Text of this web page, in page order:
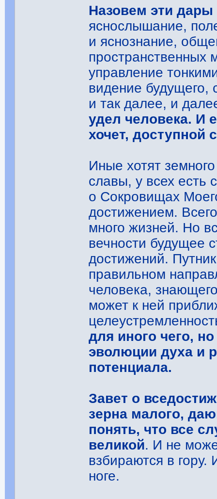
Назовем эти
яснослышание,
и яснознание,
управление
видение будущего,
и так далее, и
удел человека. И
хочет, доступной
Иные хотят
славы, у всех есть
о Сокровищах
достижением.
много жизней. Но
вечности будущее
достижений.
правильном
человека,
может к ней
для иного чего,
эволюции духа и
потенциала.
Завет о
зерна малого,
понять, что все
великой. И не
взбираются в
ноге.